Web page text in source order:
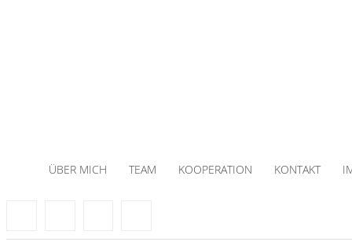
ÜBER MICH TEAM KOOPERATION KONTAKT